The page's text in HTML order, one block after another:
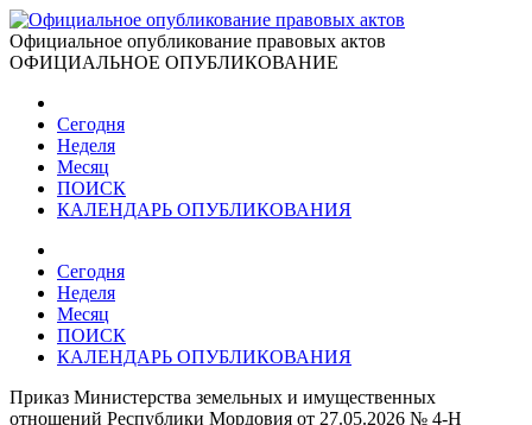
Официальное опубликование правовых актов
ОФИЦИАЛЬНОЕ ОПУБЛИКОВАНИЕ
Сегодня
Неделя
Месяц
ПОИСК
КАЛЕНДАРЬ ОПУБЛИКОВАНИЯ
Сегодня
Неделя
Месяц
ПОИСК
КАЛЕНДАРЬ ОПУБЛИКОВАНИЯ
Приказ Министерства земельных и имущественных
отношений Республики Мордовия от 27.05.2026 № 4-Н